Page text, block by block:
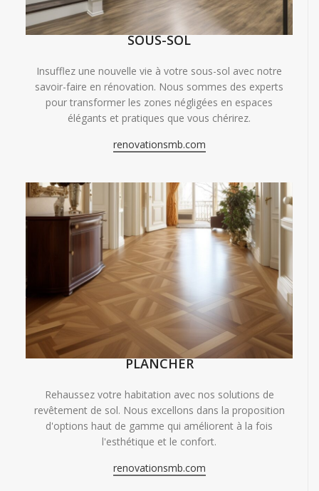
SOUS-SOL
Insufflez une nouvelle vie à votre sous-sol avec notre
savoir-faire en rénovation. Nous sommes des experts
pour transformer les zones négligées en espaces
élégants et pratiques que vous chérirez.
renovationsmb.com
PLANCHER
Rehaussez votre habitation avec nos solutions de
revêtement de sol. Nous excellons dans la proposition
d'options haut de gamme qui améliorent à la fois
l'esthétique et le confort.
renovationsmb.com